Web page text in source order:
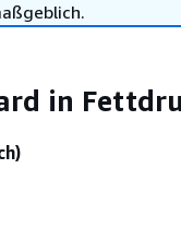
in